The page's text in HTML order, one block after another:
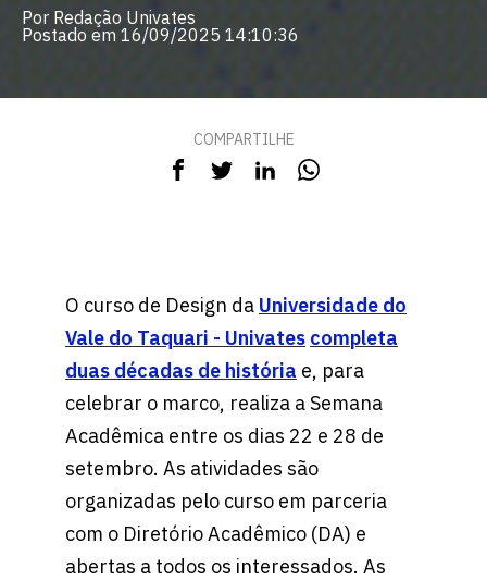
Por Redação Univates
Postado em 16/09/2025 14:10:36
COMPARTILHE
O curso de Design da Universidade do
Vale do Taquari - Univates completa
duas décadas de história e, para
celebrar o marco, realiza a Semana
Acadêmica entre os dias 22 e 28 de
setembro. As atividades são
organizadas pelo curso em parceria
com o Diretório Acadêmico (DA) e
abertas a todos os interessados. As